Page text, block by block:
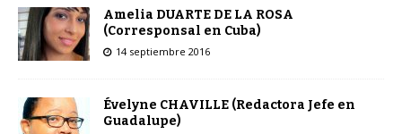
Amelia DUARTE DE LA ROSA
(Corresponsal en Cuba)
14 septiembre 2016
Évelyne CHAVILLE (Redactora Jefe en
Guadalupe)